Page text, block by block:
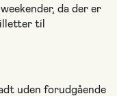
da der er
til
uden forudgående